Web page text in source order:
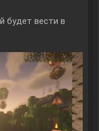
будет вести в